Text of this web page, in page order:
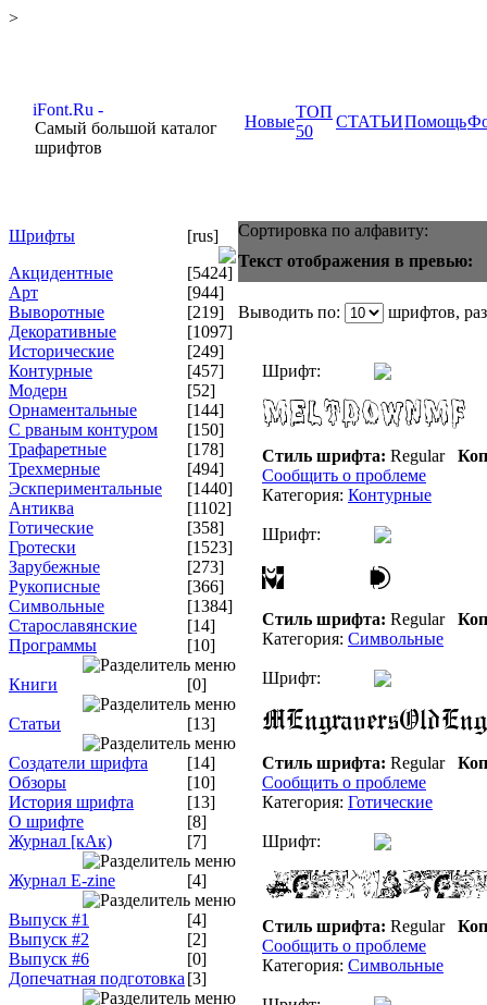
>
Самый большой каталог
шрифтов
Новые
ТОП
50
СТАТЬИПомощь
Шрифты
[rus]
Акцидентные
[5424]
Арт
[944]
Выворотные
[219]
Декоративные
[1097]
Исторические
[249]
Контурные
[457]
Модерн
[52]
Орнаментальные
[144]
С рваным контуром
[150]
Трафаретные
[178]
Трехмерные
[494]
Эскпериментальные
[1440]
Антиква
[1102]
Готические
[358]
Гротески
[1523]
Зарубежные
[273]
Рукописные
[366]
Символьные
[1384]
Старославянские
[14]
Программы
[10]
Книги [0]
Статьи [13]
Создатели шрифта
[14]
Обзоры
[10]
История шрифта
[13]
О шрифте
[8]
Журнал [кАк)
[7]
Журнал E-zine [4]
Выпуск #1
[4]
Выпуск #2
[2]
Выпуск #6
[0]
Допечатная подготовка [3]
Сортировка по алфавиту:
Текст отображения в превью:
Выводить по: шрифтов,
Шрифт:
Стиль шрифта: Regular
Сообщить о проблеме
Категория: Контурные
Шрифт:
Стиль шрифта: Regular
Категория: Символьные
Шрифт:
Стиль шрифта: Regular
Сообщить о проблеме
Категория: Готические
Шрифт:
Стиль шрифта: Regular
Сообщить о проблеме
Категория: Символьные